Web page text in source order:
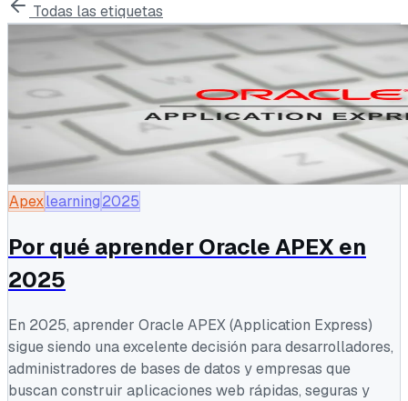
Todas las etiquetas
Apexlearning2025
Por qué aprender Oracle APEX en
2025
En 2025, aprender Oracle APEX (Application Express)
sigue siendo una excelente decisión para desarrolladores,
administradores de bases de datos y empresas que
buscan construir aplicaciones web rápidas, seguras y